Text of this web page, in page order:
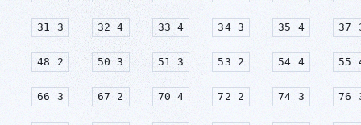
31 3 32 4 33 4 34 3 35 4 37
48 2 50 3 51 3 53 2 54 4 55
66 3 67 2 70 4 72 2 74 3 76